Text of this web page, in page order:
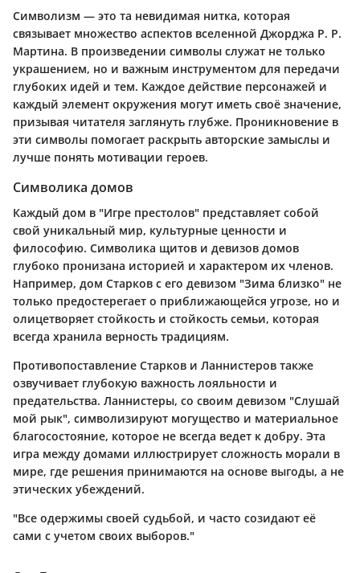
Символизм — это та невидимая нитка, которая
связывает множество аспектов вселенной Джорджа Р. Р.
Мартина. В произведении символы служат не только
украшением, но и важным инструментом для передачи
глубоких идей и тем. Каждое действие персонажей и
каждый элемент окружения могут иметь своё значение,
призывая читателя заглянуть глубже. Проникновение в
эти символы помогает раскрыть авторские замыслы и
лучше понять мотивации героев.
Символика домов
Каждый дом в "Игре престолов" представляет собой
свой уникальный мир, культурные ценности и
философию. Символика щитов и девизов домов
глубоко пронизана историей и характером их членов.
Например, дом Старков с его девизом "Зима близко" не
только предостерегает о приближающейся угрозе, но и
олицетворяет стойкость и стойкость семьи, которая
всегда хранила верность традициям.
Противопоставление Старков и Ланнистеров также
озвучивает глубокую важность лояльности и
предательства. Ланнистеры, со своим девизом "Слушай
мой рык", символизируют могущество и материальное
благосостояние, которое не всегда ведет к добру. Эта
игра между домами иллюстрирует сложность морали в
мире, где решения принимаются на основе выгоды, а не
этических убеждений.
"Все одержимы своей судьбой, и часто созидают её
сами с учетом своих выборов."